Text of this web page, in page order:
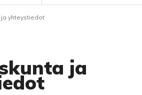
ja yhteystiedot
ja